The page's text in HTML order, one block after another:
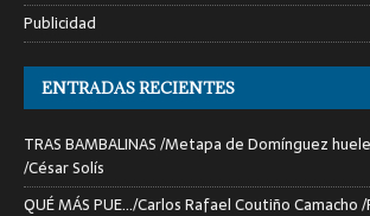
Publicidad
ENTRADAS RECIENTES
TRAS BAMBALINAS /Metapa de Domínguez
/César Solís
QUÉ MÁS PUE…/Carlos Rafael Coutiño Camacho